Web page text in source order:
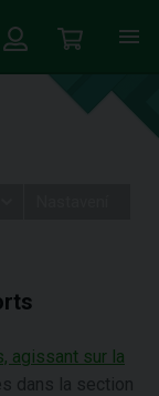
agissant sur la
dans la section